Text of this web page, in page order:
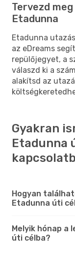
Tervezd
Etadunna
Etadunna
az eDreams
repülőjegyet, a
válaszd ki a
alakítsd az
Gyakran
Etadunna
Hogyan
Etadunna úti
Melyik hónap a
úti célba?